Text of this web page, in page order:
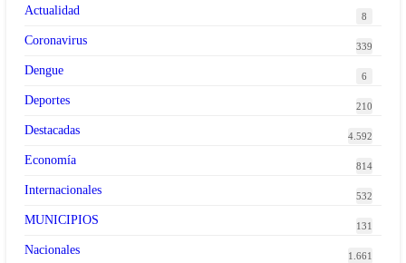
Actualidad
8
Coronavirus 339
Dengue 6
Deportes 210
Destacadas 4.592
Economía 814
Internacionales 532
MUNICIPIOS 131
Nacionales 1.661